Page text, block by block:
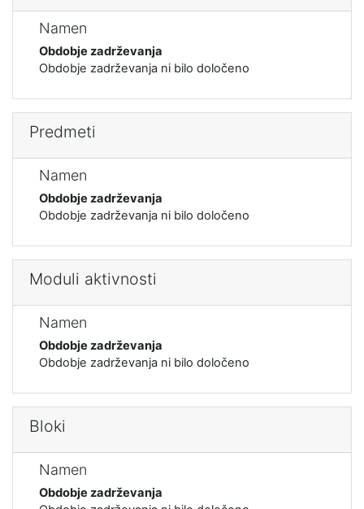
Namen
Obdobje zadrževanja
Obdobje zadrževanja ni bilo določeno
Predmeti
Namen
Obdobje zadrževanja
Obdobje zadrževanja ni bilo določeno
Moduli aktivnosti
Namen
Obdobje zadrževanja
Obdobje zadrževanja ni bilo določeno
Bloki
Namen
Obdobje zadrževanja